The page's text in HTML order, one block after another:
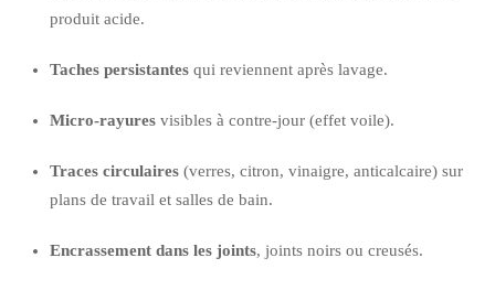
produit acide.
Taches persistantes qui reviennent après lavage.
Micro-rayures visibles à contre-jour (effet voile).
Traces circulaires (verres, citron, vinaigre, anticalcaire) sur
plans de travail et salles de bain.
Encrassement dans les joints, joints noirs ou creusés.